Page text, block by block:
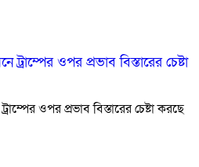
ওপর প্রভাব বিস্তারের চেষ্টা করছে